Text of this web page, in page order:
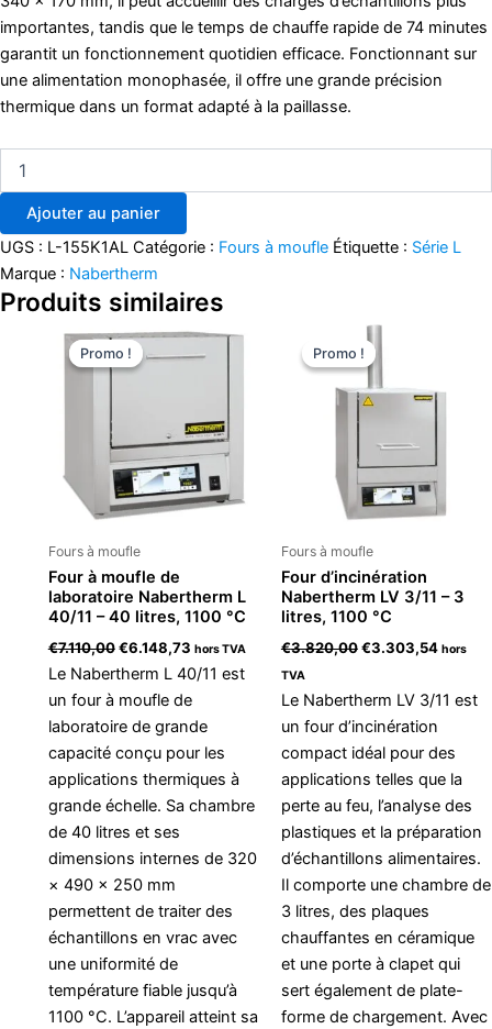
importantes, tandis que le temps de chauffe rapide de 74 minutes
garantit un fonctionnement quotidien efficace. Fonctionnant sur
une alimentation monophasée, il offre une grande précision
thermique dans un format adapté à la paillasse.
Ajouter au panier
UGS : L-155K1AL Catégorie : Fours à moufle Étiquette : Série L
Marque : Nabertherm
Produits similaires
Promo !
Promo !
Fours à moufle
Four à moufle de
laboratoire Nabertherm L
40/11 – 40 litres, 1100 °C
€7.110,00
prix
initial
€6.148,73
actuel
hors TVA
Le Nabertherm L 40/11 est
un four à moufle de
laboratoire de grande
capacité conçu pour les
applications thermiques à
grande échelle. Sa chambre
de 40 litres et ses
dimensions internes de 320
× 490 × 250 mm
permettent de traiter des
échantillons en vrac avec
une uniformité de
température fiable jusqu’à
1100 °C. L’appareil atteint sa
Promo !
Promo !
Fours à moufle
Four d’incinération
Nabertherm LV 3/11 – 3
litres, 1100 °C
€3.820,00
Le
prix
initial
était :
€3.820,00.
€3.303,54 hors
TVA
Le Nabertherm LV 3/11 est
un four d’incinération
compact idéal pour des
applications telles que la
perte au feu, l’analyse des
plastiques et la préparation
d’échantillons alimentaires.
Il comporte une chambre de
3 litres, des plaques
chauffantes en céramique
et une porte à clapet qui
sert également de plate-
forme de chargement. Avec